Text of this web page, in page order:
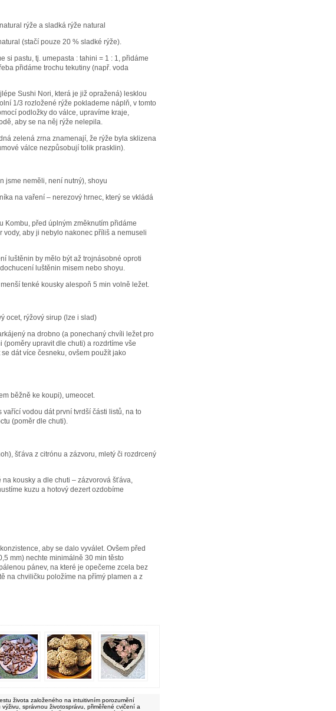
rýže a sladká rýže natural
(stačí pouze 20 % sladké rýže).
si pastu, tj. umepasta : tahini = 1 : 1, přidáme
přidáme trochu tekutiny (např. voda
Sushi Nori, která je již opražená) lesklou
1/3 rozložené rýže poklademe náplň, v tomto
podložky do válce, upravíme kraje,
aby se na něj rýže nelepila.
zelená zrna znamenají, že rýže byla sklizena
válce nezpůsobují tolik prasklin).
jsme neměli, není nutný), shoyu
na vaření – nerezový hrnec, který se vkládá
Kombu, před úplným změknutím přidáme
aby ji nebylo nakonec příliš a nemuseli
luštěnin by mělo být až trojnásobné oproti
luštěnin misem nebo shoyu.
tenké kousky alespoň 5 min volně ležet.
ocet, rýžový sirup (lze i slad)
na drobno (a ponechaný chvíli ležet pro
(poměry upravit dle chuti) a rozdrtíme vše
dát více česneku, ovšem použít jako
běžně ke koupi), umeocet.
vodou dát první tvrdší části listů, na to
(poměr dle chuti).
šťáva z citrónu a zázvoru, mletý či rozdrcený
kousky a dle chuti – zázvorová šťáva,
kuzu a hotový dezert ozdobíme
aby se dalo vyválet. Ovšem před
mm) nechte minimálně 30 min těsto
pánev, na které je opečeme zcela bez
na chviličku položíme na přímý plamen a z
života založeného na intuitivním porozumění
správnou životosprávu, přiměřené cvičení a